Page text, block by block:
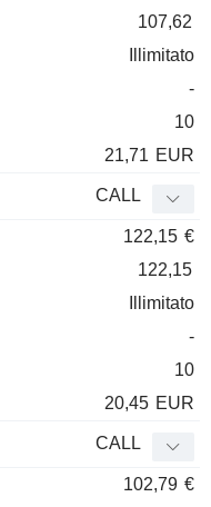
107,62
Illimitato
-
10
21,71 EUR
CALL
122,15 €
122,15
Illimitato
-
10
20,45 EUR
CALL
102,79 €